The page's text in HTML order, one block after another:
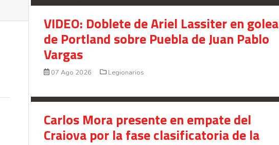
VIDEO: Doblete de Ariel Lassiter en
de Portland sobre Puebla de Juan Pablo
Vargas
07 Ago 2026 Legionarios
Carlos Mora presente en empate del
Craiova por la fase clasificatoria de la